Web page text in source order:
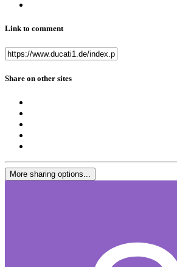
Link to comment
Share on other sites
More sharing options...